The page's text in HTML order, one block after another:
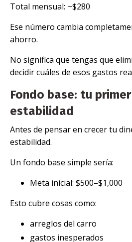
Total mensual: ~$280
Ese número cambia
ahorro.
No significa que tengas que
decidir cuáles de esos gastos
Fondo base: tu
estabilidad
Antes de pensar en crecer tu
estabilidad.
Un fondo base simple sería:
Meta inicial: $500–$1,000
Esto cubre cosas como:
arreglos del carro
gastos inesperados